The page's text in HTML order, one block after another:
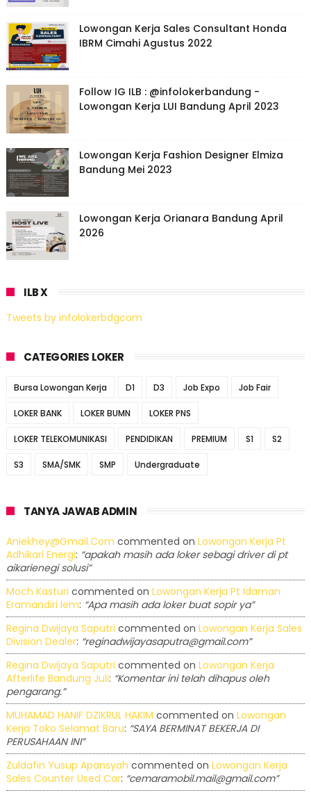
Lowongan Kerja Sales Consultant Honda
IBRM Cimahi Agustus 2022
Follow IG ILB : @infolokerbandung -
Lowongan Kerja LUI Bandung April 2023
Lowongan Kerja Fashion Designer Elmiza
Bandung Mei 2023
Lowongan Kerja Orianara Bandung April
2026
ILB X
Tweets by infolokerbdgcom
CATEGORIES LOKER
Bursa Lowongan Kerja D1 D3 Job Expo Job Fair
LOKER BANK LOKER BUMN LOKER PNS
LOKER TELEKOMUNIKASI PENDIDIKAN PREMIUM S1 S2
S3 SMA/SMK SMP Undergraduate
TANYA JAWAB ADMIN
Aniekhey@gmail.com commented on Lowongan Kerja Pt
Adhikari Energi: “apakah masih ada loker sebagi driver di pt
aikarienegi solusi”
Moch Kasturi commented on Lowongan Kerja Pt Idaman
Eramandiri Iem: “Apa masih ada loker buat sopir ya”
Regina Dwijaya Saputri commented on Lowongan Kerja Sales
Division Dealer: “reginadwijayasaputra@gmail.com”
Regina Dwijaya Saputri commented on Lowongan Kerja
Afterlife Bandung Juli: “Komentar ini telah dihapus oleh
pengarang.”
MUHAMAD HANIF DZIKRUL HAKIM commented on Lowongan
Kerja Toko Selamat Baru: “SAYA BERMINAT BEKERJA DI
PERUSAHAAN INI”
Zuldafin Yusup Apansyah commented on Lowongan Kerja
Sales Counter Used Car: “cemaramobil.mail@gmail.com”